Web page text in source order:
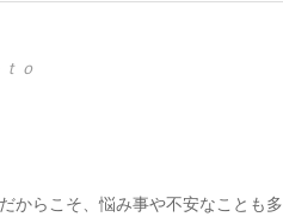
ｏ
からこそ、悩み事や不安なことも多